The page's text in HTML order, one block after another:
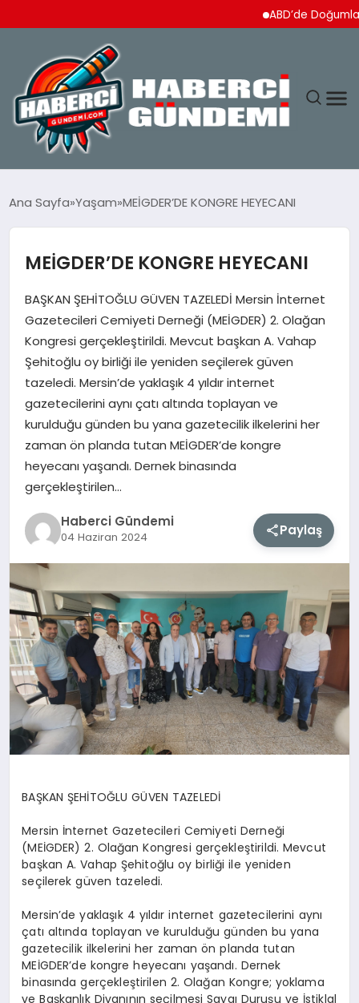
ABD’de Doğumla
YAŞAM
SPOR
EKONOMI
DÜNYA
MAGAZIN
SAĞLIK
TEKNOLOJI
Ana Sayfa Yaşam MEİGDER’DE KONGRE HEYECANI
MEİGDER’DE KONGRE HEYECANI
BAŞKAN ŞEHİTOĞLU GÜVEN TAZELEDİ Mersin İnternet
Gazetecileri Cemiyeti Derneği (MEİGDER) 2. Olağan
Kongresi gerçekleştirildi. Mevcut başkan A. Vahap
Şehitoğlu oy birliği ile yeniden seçilerek güven
tazeledi. Mersin’de yaklaşık 4 yıldır internet
gazetecilerini aynı çatı altında toplayan ve
kurulduğu günden bu yana gazetecilik ilkelerini her
zaman ön planda tutan MEİGDER’de kongre
heyecanı yaşandı. Dernek binasında
gerçekleştirilen…
Haberci Gündemi
04 Haziran 2024 Paylaş
BAŞKAN ŞEHİTOĞLU GÜVEN TAZELEDİ
Mersin İnternet Gazetecileri Cemiyeti Derneği
(MEİGDER) 2. Olağan Kongresi gerçekleştirildi. Mevcut
başkan A. Vahap Şehitoğlu oy birliği ile yeniden
seçilerek güven tazeledi.
Mersin’de yaklaşık 4 yıldır internet gazetecilerini aynı
çatı altında toplayan ve kurulduğu günden bu yana
gazetecilik ilkelerini her zaman ön planda tutan
MEİGDER’de kongre heyecanı yaşandı. Dernek
binasında gerçekleştirilen 2. Olağan Kongre; yoklama
ve Başkanlık Divanının seçilmesi Saygı Duruşu ve İstiklal